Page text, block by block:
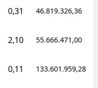
Mersin
Kars
0,31 46.819.326,36
2,10 55.666.471,00
0,11 133.601.959,28